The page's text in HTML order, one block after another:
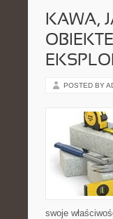
KAWA,
POSTED BY
swoje